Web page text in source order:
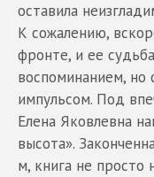
оставила
К сожалению,
фронте, и ее
воспоминанием,
импульсом. Под
Елена Яковлевна
высота».
м, книга не просто